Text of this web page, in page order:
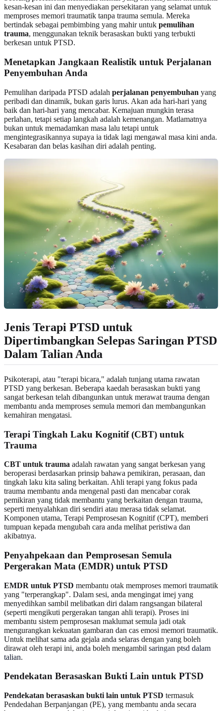
kesan-kesan ini dan menyediakan persekitaran yang selamat untuk
memproses memori traumatik tanpa trauma semula. Mereka
bertindak sebagai pembimbing yang mahir untuk pemulihan
trauma, menggunakan teknik berasaskan bukti yang terbukti
berkesan untuk PTSD.
Menetapkan Jangkaan Realistik untuk Perjalanan
Penyembuhan Anda
Pemulihan daripada PTSD adalah perjalanan penyembuhan yang
peribadi dan dinamik, bukan garis lurus. Akan ada hari-hari yang
baik dan hari-hari yang mencabar. Kemajuan mungkin terasa
perlahan, tetapi setiap langkah adalah kemenangan. Matlamatnya
bukan untuk memadamkan masa lalu tetapi untuk
mengintegrasikannya supaya ia tidak lagi mengawal masa kini anda.
Kesabaran dan belas kasihan diri adalah penting.
Jenis Terapi PTSD untuk
Dipertimbangkan Selepas Saringan PTSD
Dalam Talian Anda
Psikoterapi, atau "terapi bicara," adalah tunjang utama rawatan
PTSD yang berkesan. Beberapa kaedah berasaskan bukti yang
sangat berkesan telah dibangunkan untuk merawat trauma dengan
membantu anda memproses semula memori dan membangunkan
kemahiran mengatasi.
Terapi Tingkah Laku Kognitif (CBT) untuk
Trauma
CBT untuk trauma adalah rawatan yang sangat berkesan yang
beroperasi berdasarkan prinsip bahawa pemikiran, perasaan, dan
tingkah laku kita saling berkaitan. Ahli terapi yang fokus pada
trauma membantu anda mengenal pasti dan mencabar corak
pemikiran yang tidak membantu yang berkaitan dengan trauma,
seperti menyalahkan diri sendiri atau merasa tidak selamat.
Komponen utama, Terapi Pemprosesan Kognitif (CPT), memberi
tumpuan kepada mengubah cara anda melihat peristiwa dan
akibatnya.
Penyahpekaan dan Pemprosesan Semula
Pergerakan Mata (EMDR) untuk PTSD
EMDR untuk PTSD membantu otak memproses memori traumatik
yang "terperangkap". Dalam sesi, anda mengingat imej yang
menyedihkan sambil melibatkan diri dalam rangsangan bilateral
(seperti mengikuti pergerakan tangan ahli terapi). Proses ini
membantu sistem pemprosesan maklumat semula jadi otak
mengurangkan kekuatan gambaran dan cas emosi memori traumatik.
Untuk melihat sama ada gejala anda selaras dengan yang boleh
dirawat oleh terapi ini, anda boleh mengambil saringan ptsd dalam
talian.
Pendekatan Berasaskan Bukti Lain untuk PTSD
Pendekatan berasaskan bukti lain untuk PTSD termasuk
Pendedahan Berpanjangan (PE), yang membantu anda secara